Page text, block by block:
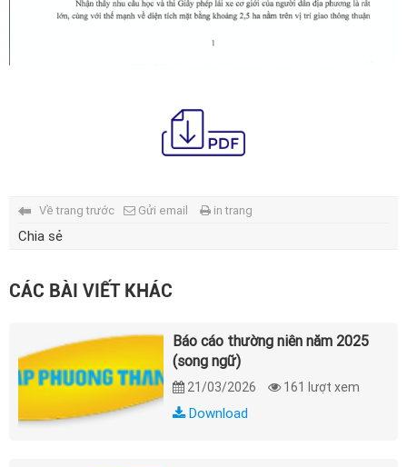
Về trang trước Gửi email in trang
Chia sẻ
CÁC BÀI VIẾT KHÁC
Báo cáo thường niên năm 2025
(song ngữ)
21/03/2026 161 lượt xem
Download